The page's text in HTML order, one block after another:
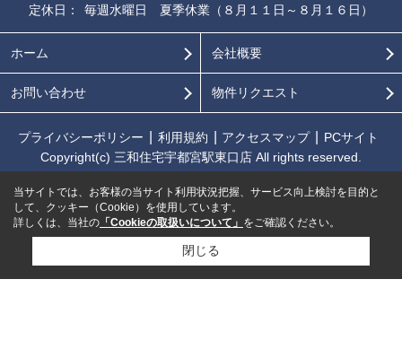
定休日：
毎週水曜日 夏季休業（８月１１日～８月１６日）
ホーム 会社概要
お問い合わせ 物件リクエスト
プライバシーポリシー 利用規約 アクセスマップ
PCサイト
Copyright(c) 三和住宅宇都宮駅東口店 All rights reserved.
当サイトでは、お客様の当サイト利用状況把握、サービス向上検討を目的と
して、クッキー（Cookie）を使用しています。
詳しくは、当社の 「Cookieの取扱いについて」 をご確認ください。
閉じる